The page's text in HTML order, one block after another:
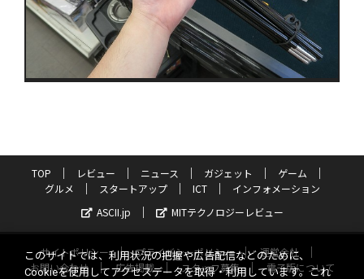
TOP レビュー ニュース ガジェット
ゲーム
グルメ
スタートアップ ICT
インフォメーション
ASCII.jp
MITテクノロジーレビュー
サイトポリシー プライバシーポリシー
運営会社
お問い合わせ
広告掲載 スタッフ募集
電子版について
このサイトでは、利用状況の把握や広告配信などのために、
Cookieを使用してアクセスデータを取得・利用しています。これ